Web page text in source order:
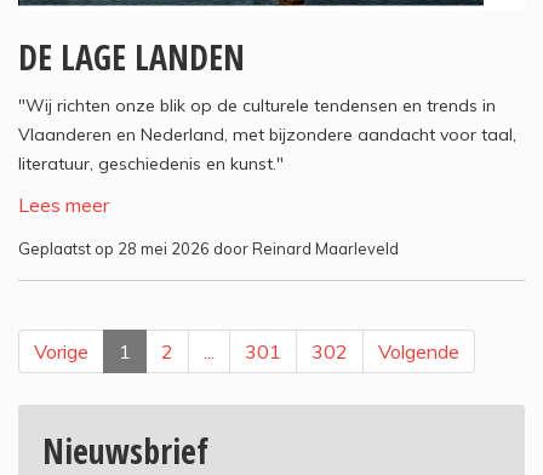
DE LAGE LANDEN
"Wij richten onze blik op de culturele tendensen en trends in
Vlaanderen en Nederland, met bijzondere aandacht voor taal,
literatuur, geschiedenis en kunst."
Lees meer
Geplaatst op 28 mei 2026 door Reinard Maarleveld
Vorige 1 2 ... 301 302 Volgende
Nieuwsbrief